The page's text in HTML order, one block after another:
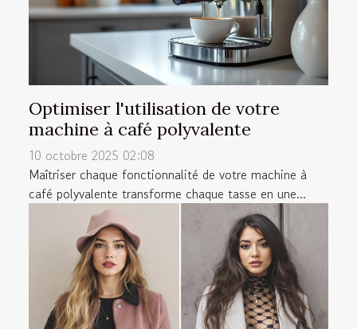
Optimiser l'utilisation de votre
machine à café polyvalente
10 octobre 2025 02:08
Maîtriser chaque fonctionnalité de votre machine à
café polyvalente transforme chaque tasse en une...